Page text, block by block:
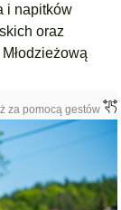
i napitków
oraz
za pomocą gestów